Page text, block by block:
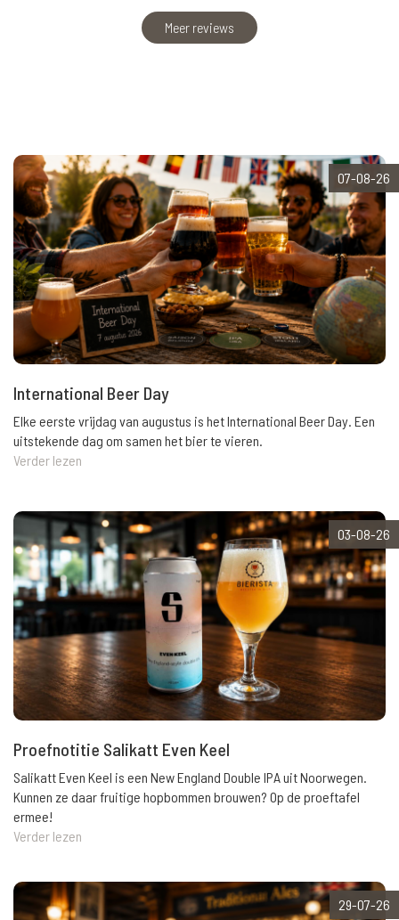
Meer reviews
07-08-26
International Beer Day
Elke eerste vrijdag van augustus is het International Beer Day. Een
uitstekende dag om samen het bier te vieren.
Verder lezen
03-08-26
Proefnotitie Salikatt Even Keel
Salikatt Even Keel is een New England Double IPA uit Noorwegen.
Kunnen ze daar fruitige hopbommen brouwen? Op de proeftafel
ermee!
Verder lezen
29-07-26